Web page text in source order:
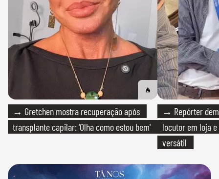
→ Gretchen mostra recuperação após
transplante capilar: 'Olha como estou bem'
→ Repórter
locutor em loja
versátil